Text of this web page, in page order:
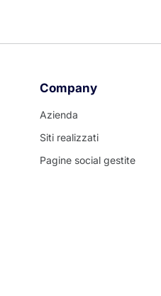
Company
Azienda
Siti realizzati
Pagine social gestite